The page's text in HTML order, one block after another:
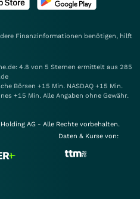
Finanzinformationen benötigen, hilft
4.8 von 5 Sternen ermittelt aus 285
Börsen +15 Min. NASDAQ +15 Min.
+15 Min. Alle Angaben ohne Gewähr.
AG - Alle Rechte vorbehalten.
Daten & Kurse von: